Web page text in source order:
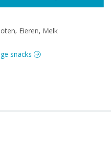
Eieren, Melk
snacks